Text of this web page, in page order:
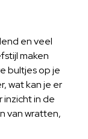
en veel
maken
bultjes op je
wat kan je er
inzicht in de
van wratten,